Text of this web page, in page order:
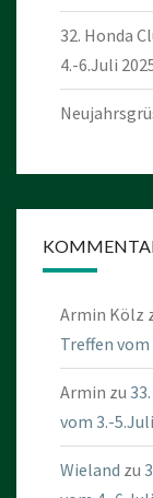
32. Honda
4.-6.Juli
Armin Kölz
Treffen vom
Armin zu
vom 3.-
Wieland zu